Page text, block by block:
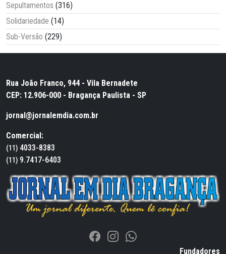
Sepultamentos (316)
Solidariedade (14)
Sub-Versão (229)
Rua João Franco, 944 - Vila Bernadete
CEP: 12.906-000 - Bragança Paulista - SP
jornal@jornalemdia.com.br
Comercial:
(11) 4033-8383
(11) 9.7417-6403
Fundadores